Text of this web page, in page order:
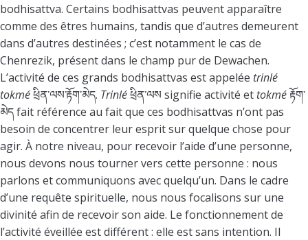
bodhisattva. Certains bodhisattvas peuvent apparaître
comme des êtres humains, tandis que d’autres demeurent
dans d’autres destinées ; c’est notamment le cas de
Chenrezik, présent dans le champ pur de Dewachen.
L’activité de ces grands bodhisattvas est appelée trinlé
tokméཕྲིན་ལས་རྟོག་མེད. Trinléཕྲིན་ལས signifie activité et tokmé རྟོག་
མེད fait référence au fait que ces bodhisattvas n’ont pas
besoin de concentrer leur esprit sur quelque chose pour
agir. À notre niveau, pour recevoir l’aide d’une personne,
nous devons nous tourner vers cette personne : nous
parlons et communiquons avec quelqu’un. Dans le cadre
d’une requête spirituelle, nous nous focalisons sur une
divinité afin de recevoir son aide. Le fonctionnement de
l’activité éveillée est différent : elle est sans intention. Il